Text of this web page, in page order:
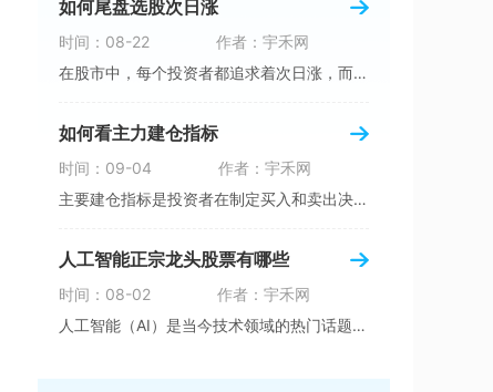
如何尾盘选股次日涨
时间：08-22
作者：宇禾网
在股市中，每个投资者都追求着次日涨，而尾盘选
如何看主力建仓指标
时间：09-04
作者：宇禾网
主要建仓指标是投资者在制定买入和卖出决策时经
人工智能正宗龙头股票有哪些
时间：08-02
作者：宇禾网
人工智能（AI）是当今技术领域的热门话题，被